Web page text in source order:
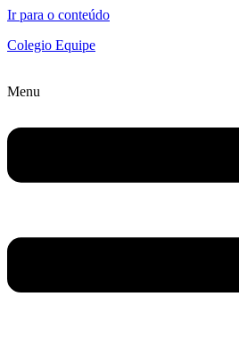
Ir para o conteúdo
Colegio Equipe
Menu